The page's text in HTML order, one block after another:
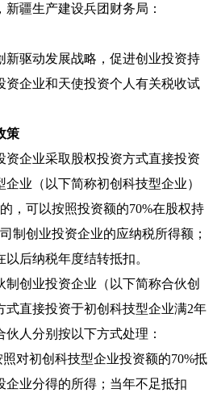
疆生产建设兵团财务局：
驱动发展战略，促进创业投资持
资企业和天使投资个人有关税收试
策
资企业采取股权投资方式直接投资
业（以下简称初创科技型企业）
，可以按照投资额的70%在股权持
制创业投资企业的应纳税所得额；
后纳税年度结转抵扣。
创业投资企业（以下简称合伙创
式直接投资于初创科技型企业满2年
人分别按以下方式处理：
对初创科技型企业投资额的70%抵
企业分得的所得；当年不足抵扣